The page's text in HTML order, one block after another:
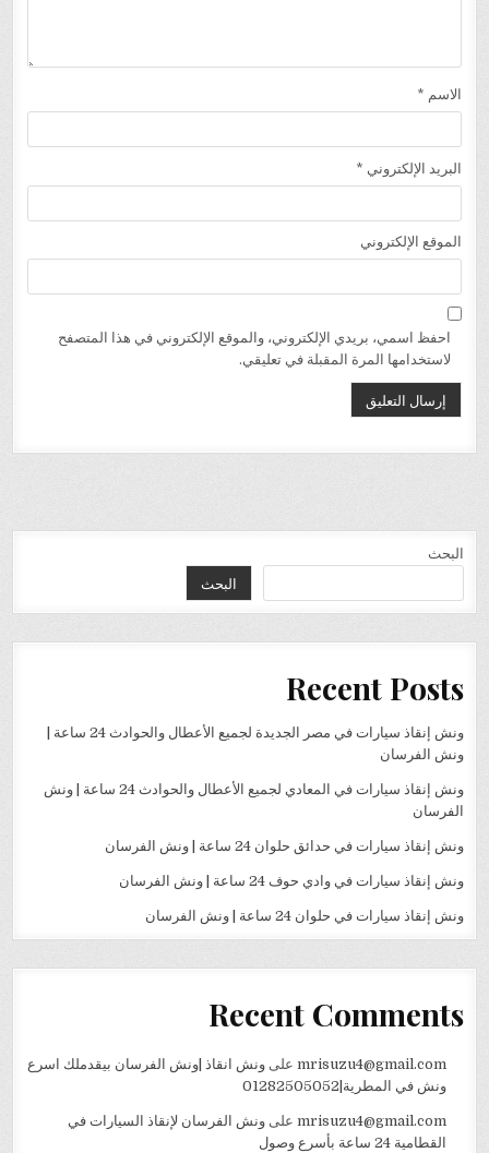
الاسم *
البريد الإلكتروني *
الموقع الإلكتروني
احفظ اسمي، بريدي الإلكتروني، والموقع الإلكتروني في هذا المتصفح
لاستخدامها المرة المقبلة في تعليقي.
البحث
البحث
Recent Posts
ونش إنقاذ سيارات في مصر الجديدة لجميع الأعطال والحوادث 24 ساعة |
ونش الفرسان
ونش إنقاذ سيارات في المعادي لجميع الأعطال والحوادث 24 ساعة | ونش
الفرسان
ونش إنقاذ سيارات في حدائق حلوان 24 ساعة | ونش الفرسان
ونش إنقاذ سيارات في وادي حوف 24 ساعة | ونش الفرسان
ونش إنقاذ سيارات في حلوان 24 ساعة | ونش الفرسان
Recent Comments
mrisuzu4@gmail.comعلى ونش انقاذ |ونش الفرسان بيقدملك اسرع
ونش في المطرية|01282505052
mrisuzu4@gmail.comعلى ونش الفرسان لإنقاذ السيارات في
القطامية 24 ساعة بأسرع وصول